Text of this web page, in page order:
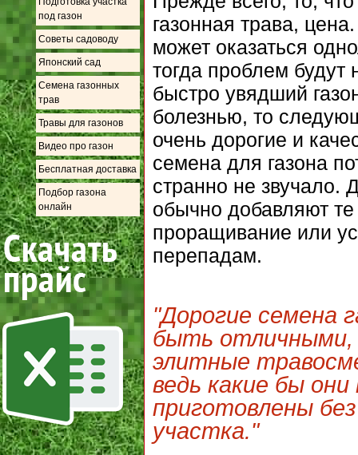
под газон
Советы садоводу
Японский сад
Семена газонных
трав
Травы для газонов
Видео про газон
Бесплатная доставка
Подбор газона
онлайн
газонная трава,
может оказаться
тогда проблем
быстро увядший
болезнью, то
очень дорогие и
семена для газона
странно не звучало.
обычно добавляют
проращивание или
перепадам.
"Дорогие семена
быть отличными,
элитные
ведь какие бы
приготовлены
участка."